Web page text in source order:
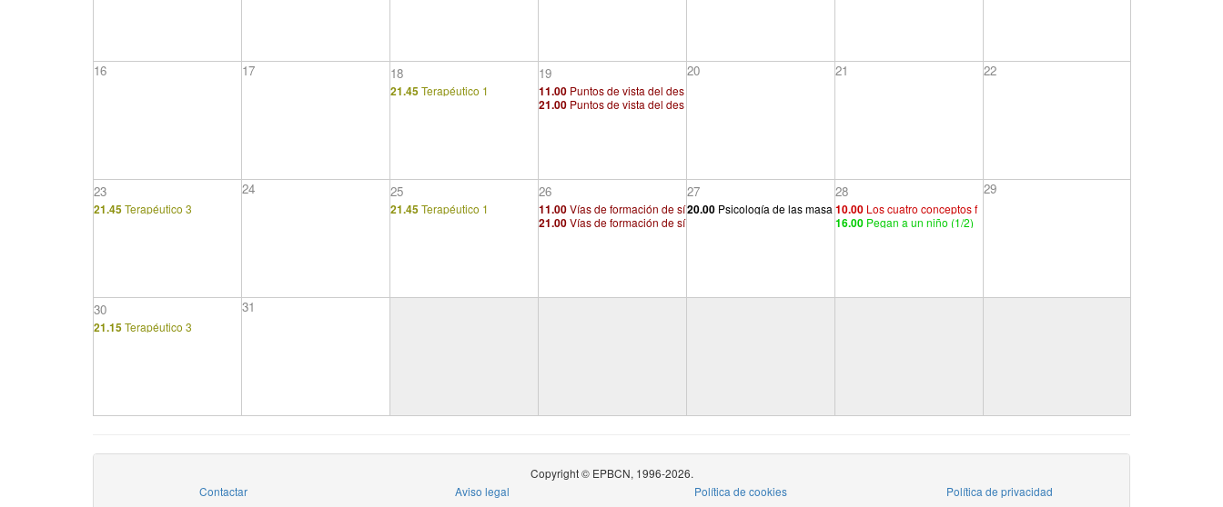
16 17 18
21.45Terapéutico 1
19
11.00 Puntos de vista del des
arrollo y la regresión. Etiologí
21.00 Puntos de vista del des
20 21 22
23
21.45Terapéutico 3
24 25
21.45Terapéutico 1
26
11.00Vías de formación de sí
ntomas
21.00Vías de formación de sí
27
20.00 Psicología de las masa
28
10.00 Los cuatro conceptos f
undamentales del psicoanáli
16.00 Pegan a un niño (1/2)
29
30
21.15Terapéutico 3
31
Copyright © EPBCN, 1996-2026.
Contactar
Aviso legal Política de cookies Política de privacidad